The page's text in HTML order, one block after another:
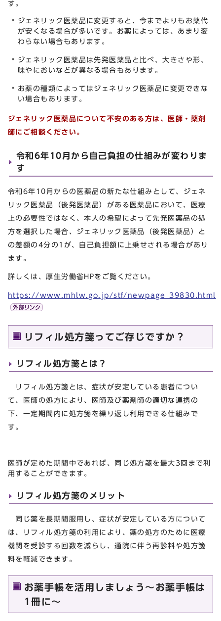
す。
ジェネリック医薬品に変更すると、今までよりもお薬代
が安くなる場合が多いです。お薬によっては、あまり変
わらない場合もあります。
ジェネリック医薬品は先発医薬品と比べ、大きさや形、
味やにおいなどが異なる場合もあります。
お薬の種類によってはジェネリック医薬品に変更できな
い場合もあります。
ジェネリック医薬品について不安のある方は、医師・薬剤
師にご相談ください。
令和6年10月から自己負担の仕組みが変わりま
す
令和6年10月からの医薬品の新たな仕組みとして、ジェネ
リック医薬品（後発医薬品）がある医薬品において、医療
上の必要性ではなく、本人の希望によって先発医薬品の処
方を選択した場合、ジェネリック医薬品（後発医薬品）と
の差額の4分の1が、自己負担額に上乗せされる場合があり
ます。
詳しくは、厚生労働省HPをご覧ください。
https://www.mhlw.go.jp/stf/newpage_39830.html
リフィル処方箋ってご存じですか？
リフィル処方箋とは？
リフィル処方箋とは、症状が安定している患者につい
て、医師の処方により、医師及び薬剤師の適切な連携の
下、一定期間内に処方箋を繰り返し利用できる仕組みで
す。
医師が定めた期間中であれば、同じ処方箋を最大3回まで利
用することができます。
リフィル処方箋のメリット
同じ薬を長期間服用し、症状が安定している方について
は、リフィル処方箋の利用により、薬の処方のために医療
機関を受診する回数を減らし、通院に伴う再診料や処方箋
料を軽減できます。
お薬手帳を活用しましょう～お薬手帳は
1冊に～